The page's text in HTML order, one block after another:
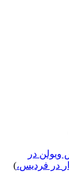
ویولن در
در فردیس،)